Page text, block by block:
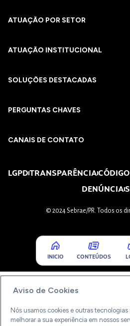
ATUAÇÃO POR SETOR
ATUAÇÃO INSTITUCIONAL
SOLUÇÕES DESTACADAS
PERGUNTAS CHAVES​
CANAIS DE CONTATO
LGPDTRANSPARÊNCIA
DENÚNCIA
© 2024 Sebrae/PR. Todos os
INICIO CONTEÚDOS
Aviso de Cookies
Nós usamos cookies e outras
melhorar a sua experiência em nossos